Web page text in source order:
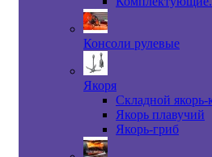
Консоли рулевые
Якоря
Складной якорь-
Якорь плавучий
Якорь-гриб